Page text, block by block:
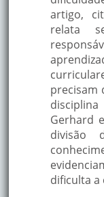
artigo,
relata
precisam
Gerhard
divisão
dificulta a